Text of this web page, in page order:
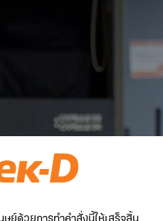
ย์ด้วยการทำคำสั่งนี้ให้เสร็จสิ้น